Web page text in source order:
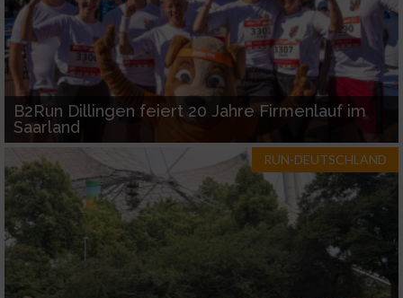
B2Run Dillingen feiert 20 Jahre Firmenlauf im
Saarland
RUN-DEUTSCHLAND
Performance
Funktional
Werbung